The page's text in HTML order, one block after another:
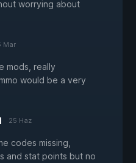
worrying about
Mar
mods, really
would be a very
25 Haz
codes missing,
and stat points but no